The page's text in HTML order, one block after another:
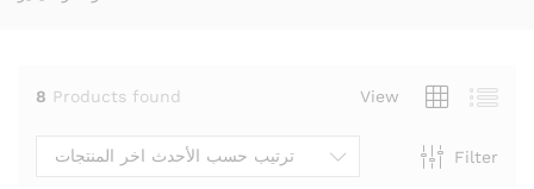
8 Products found View
Filter ترتيب حسب الأحدث اخر المنتجات